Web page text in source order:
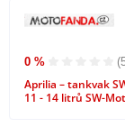
0 %
Aprilia – tankvak
11 - 14 litrů SW-